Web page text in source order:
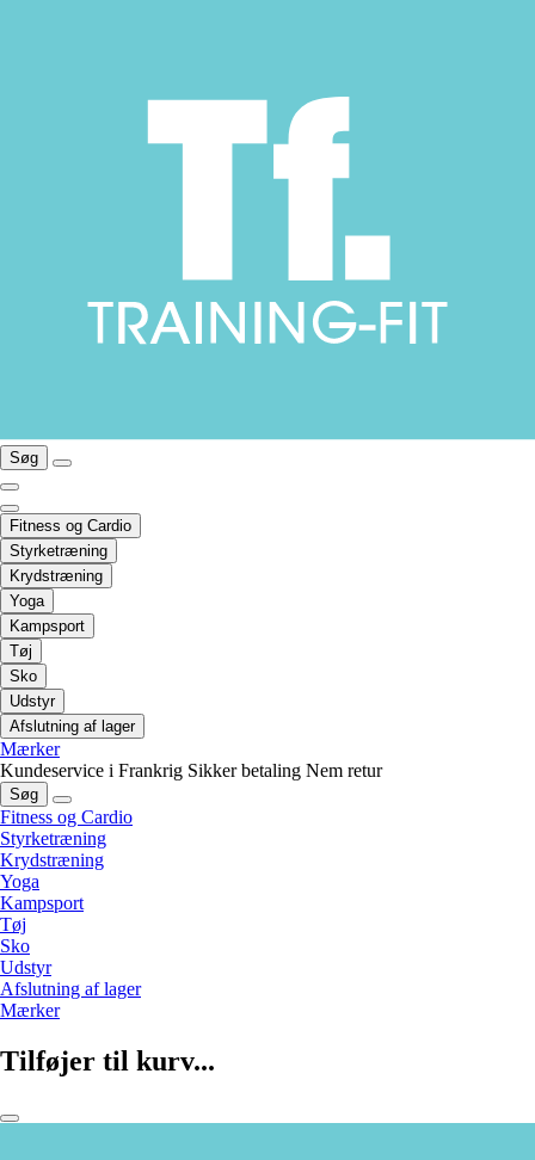
Søg
Fitness og Cardio
Styrketræning
Krydstræning
Yoga
Kampsport
Tøj
Sko
Udstyr
Afslutning af lager
Mærker
Kundeservice i Frankrig Sikker betaling Nem retur
Søg
Fitness og Cardio
Styrketræning
Krydstræning
Yoga
Kampsport
Tøj
Sko
Udstyr
Afslutning af lager
Mærker
Tilføjer til kurv...